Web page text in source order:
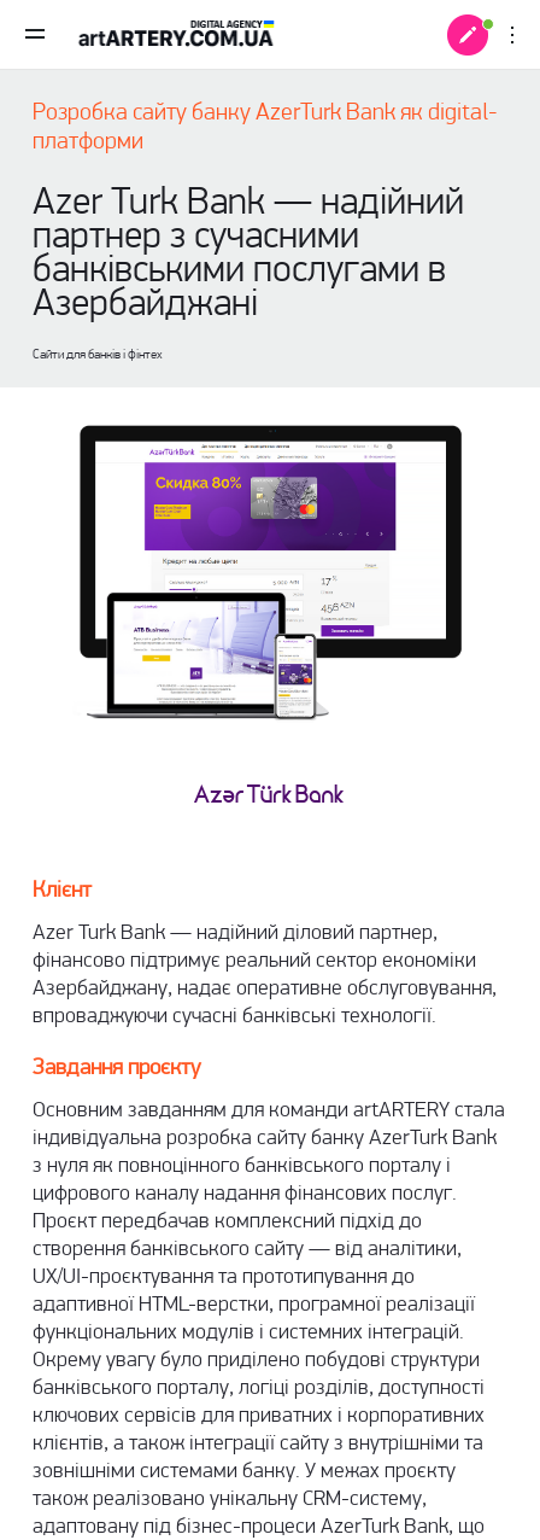
Розробка сайту банку AzerTurk Bank як digital-
платформи
Azer Turk Bank — надійний
партнер з сучасними
банківськими послугами в
Азербайджані
Сайти для банків і фінтех
Клієнт
Azer Turk Bank — надійний діловий партнер,
фінансово підтримує реальний сектор економіки
Азербайджану, надає оперативне обслуговування,
впроваджуючи сучасні банківські технології.
Завдання проєкту
Основним завданням для команди artARTERY стала
індивідуальна розробка сайту банку AzerTurk Bank
з нуля як повноцінного банківського порталу і
цифрового каналу надання фінансових послуг.
Проєкт передбачав комплексний підхід до
створення банківського сайту — від аналітики,
UX/UI-проєктування та прототипування до
адаптивної HTML-верстки, програмної реалізації
функціональних модулів і системних інтеграцій.
Окрему увагу було приділено побудові структури
банківського порталу, логіці розділів, доступності
ключових сервісів для приватних і корпоративних
клієнтів, а також інтеграції сайту з внутрішніми та
зовнішніми системами банку. У межах проєкту
також реалізовано унікальну CRM-систему,
адаптовану під бізнес-процеси AzerTurk Bank, що